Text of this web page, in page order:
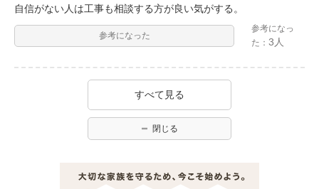
自信がない人は工事も相談する方が良い気がする。
参考になった
参考になっ
た：3人
すべて見る
閉じる